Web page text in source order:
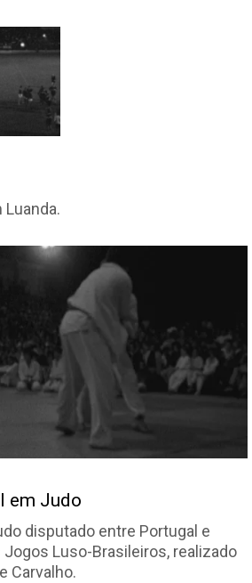
Luanda.
em Judo
disputado entre Portugal e
Jogos Luso-Brasileiros, realizado
Carvalho.